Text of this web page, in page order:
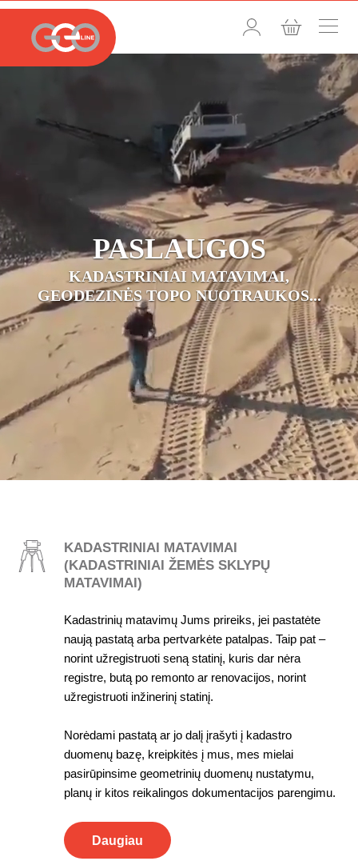
PASLAUGOS
KADASTRINIAI MATAVIMAI,
GEODEZINĖS TOPO NUOTRAUKOS...
KADASTRINIAI MATAVIMAI
(KADASTRINIAI ŽEMĖS SKLYPŲ
MATAVIMAI)
Kadastrinių matavimų Jums prireiks, jei pastatėte
naują pastatą arba pertvarkėte patalpas. Taip pat –
norint užregistruoti seną statinį, kuris dar nėra
registre, butą po remonto ar renovacijos, norint
užregistruoti inžinerinį statinį.
Norėdami pastatą ar jo dalį įrašyti į kadastro
duomenų bazę, kreipkitės į mus, mes mielai
pasirūpinsime geometrinių duomenų nustatymu,
planų ir kitos reikalingos dokumentacijos parengimu.
Daugiau